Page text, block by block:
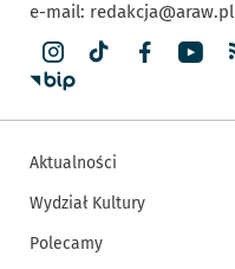
e-mail: redakcja@araw.pl
Aktualności
Wydział Kultury
Polecamy